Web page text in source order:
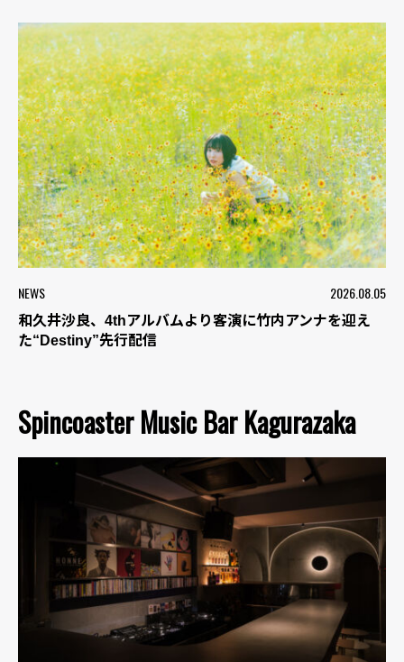
NEWS 2026.08.05
和久井沙良、4thアルバムより客演に竹内アンナを迎え
た“Destiny”先行配信
Spincoaster Music Bar Kagurazaka